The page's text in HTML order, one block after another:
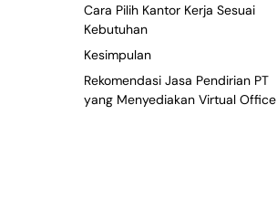
Cara Pilih Kantor Kerja Sesuai
Kebutuhan
Kesimpulan
Rekomendasi Jasa Pendirian PT
yang Menyediakan Virtual Office